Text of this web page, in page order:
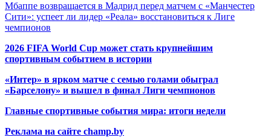
Мбаппе возвращается в Мадрид перед матчем с «Манчестер
Сити»: успеет ли лидер «Реала» восстановиться к Лиге
чемпионов
2026 FIFA World Cup может стать крупнейшим
спортивным событием в истории
«Интер» в ярком матче с семью голами обыграл
«Барселону» и вышел в финал Лиги чемпионов
Главные спортивные события мира: итоги недели
Реклама на сайте champ.by